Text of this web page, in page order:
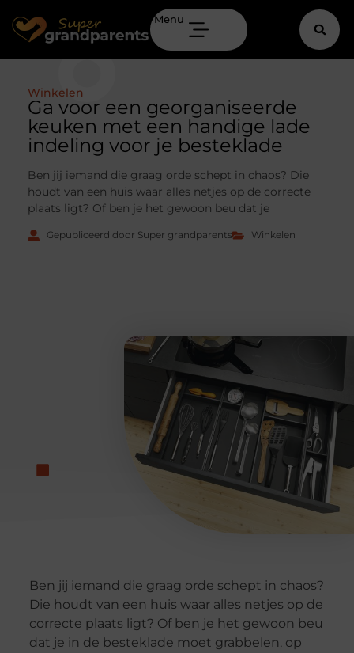
Menu
Winkelen
Ga voor een georganiseerde
keuken met een handige lade
indeling voor je besteklade
Ben jij iemand die graag orde schept in chaos? Die
houdt van een huis waar alles netjes op de correcte
plaats ligt? Of ben je het gewoon beu dat je
Gepubliceerd door Super grandparents Winkelen
Ben jij iemand die graag orde schept in chaos?
Die houdt van een huis waar alles netjes op de
correcte plaats ligt? Of ben je het gewoon beu
dat je in de besteklade moet grabbelen, op